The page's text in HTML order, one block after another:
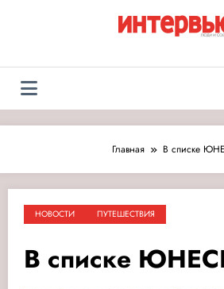
Журнал
Люди и
Люди и события
Главная В списке
НОВОСТИ ПУТЕШЕСТВИЯ
В списке